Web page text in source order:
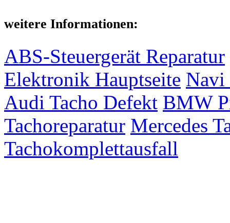
weitere Informationen:
ABS-Steuergerät Reparatur
Elektronik Hauptseite Navi
Audi Tacho Defekt BMW
Tachoreparatur Mercedes
Tachokomplettausfall